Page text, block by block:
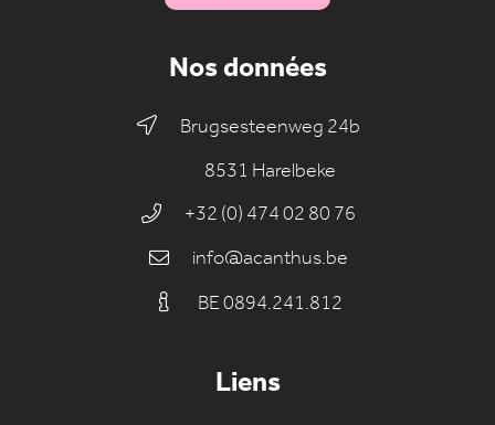
Nos données
Brugsesteenweg 24b
8531 Harelbeke
+32 (0) 474 02 80 76
info@acanthus.be
BE 0894.241.812
Liens